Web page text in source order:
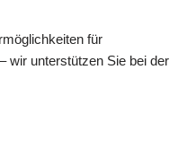
für
wir unterstützen Sie bei der